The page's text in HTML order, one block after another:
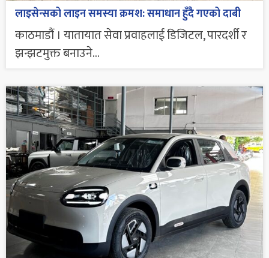
लाइसेन्सको लाइन समस्या क्रमश: समाधान हुँदै गएको दाबी
काठमाडौं । यातायात सेवा प्रवाहलाई डिजिटल, पारदर्शी र
झन्झटमुक्त बनाउने...